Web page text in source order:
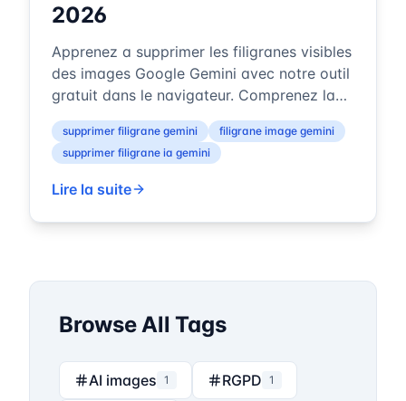
2026
Apprenez a supprimer les filigranes visibles
des images Google Gemini avec notre outil
gratuit dans le navigateur. Comprenez la
difference entre les filigranes ...
supprimer filigrane gemini
filigrane image gemini
supprimer filigrane ia gemini
Lire la suite
Browse All Tags
AI images 1 RGPD 1